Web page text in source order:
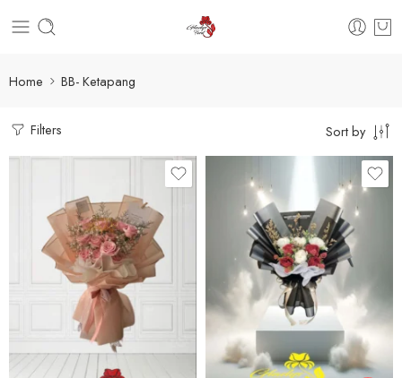
Home BB- Ketapang
Filters Sort by